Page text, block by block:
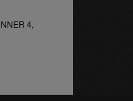
4,